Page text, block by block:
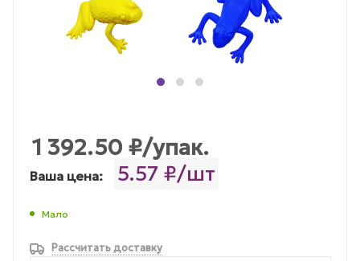
1 392.50 ₽/упак.
Ваша цена: 5.57 ₽/шт
Мало
Рассчитать доставку